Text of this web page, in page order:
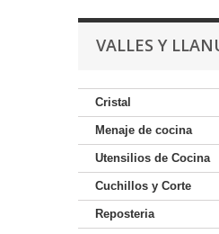
VALLES Y
Cristal
Menaje de cocina
Utensilios de Cocina
Cuchillos y Corte
Reposteria